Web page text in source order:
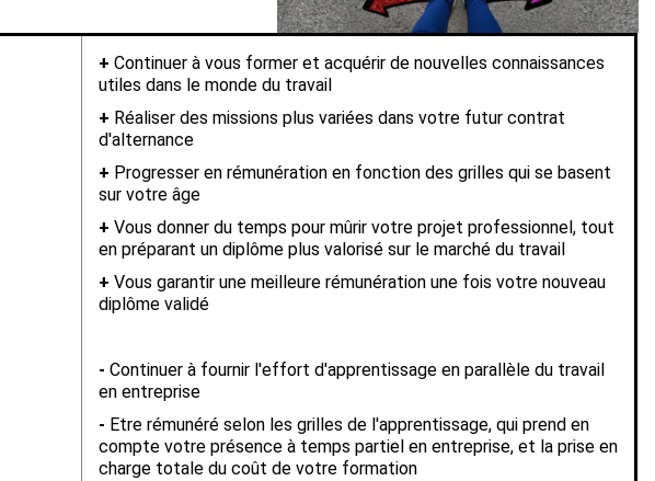
+ Continuer à vous former et acquérir de nouvelles connaissances
utiles dans le monde du travail
+ Réaliser des missions plus variées dans votre futur contrat
d'alternance
+ Progresser en rémunération en fonction des grilles qui se basent
sur votre âge
+ Vous donner du temps pour mûrir votre projet professionnel, tout
en préparant un diplôme plus valorisé sur le marché du travail
+ Vous garantir une meilleure rémunération une fois votre nouveau
diplôme validé
- Continuer à fournir l'effort d'apprentissage en parallèle du travail
en entreprise
- Etre rémunéré selon les grilles de l'apprentissage, qui prend en
compte votre présence à temps partiel en entreprise, et la prise en
charge totale du coût de votre formation